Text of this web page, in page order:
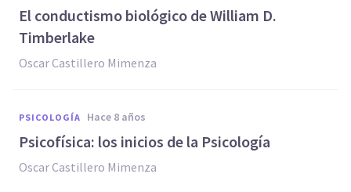
El conductismo biológico de William D.
Timberlake
Oscar Castillero Mimenza
PSICOLOGÍA hace 8 años
Psicofísica: los inicios de la Psicología
Oscar Castillero Mimenza